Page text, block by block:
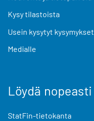
Kysy tilastoista
Usein kysytyt kysymykset
Medialle
Löydä nopeasti
StatFin-tietokanta